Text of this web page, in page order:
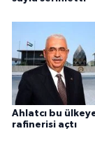
Ahlatcı bu
rafinerisi açtı